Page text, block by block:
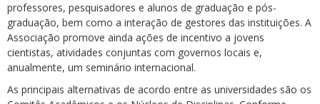
professores, pesquisadores e alunos de graduação e pós-
graduação, bem como a interação de gestores das instituições. A
Associação promove ainda ações de incentivo a jovens
cientistas, atividades conjuntas com governos locais e,
anualmente, um seminário internacional.
As principais alternativas de acordo entre as universidades são os